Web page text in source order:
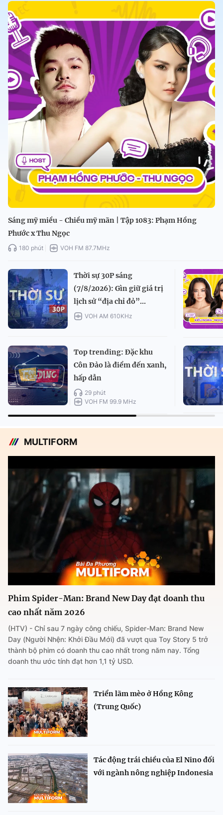
Sáng mỹ miều - Chiều mỹ mãn | Tập 1083: Phạm Hồng
Phước x Thu Ngọc
180 phút VOH FM 87.7MHz
Thời sự 30P sáng
(7/8/2026): Gìn giữ giá trị
lịch sử “địa chỉ đỏ”...
VOH AM 610KHz
Top trending: Đặc khu
Côn Đảo là điểm đến xanh,
hấp dẫn
29 phút
VOH FM 99.9 MHz
MULTIFORM
Phim Spider-Man: Brand New Day đạt doanh thu
cao nhất năm 2026
(HTV) - Chỉ sau 7 ngày công chiếu, Spider-Man: Brand New
Day (Người Nhện: Khởi Đầu Mới) đã vượt qua Toy Story 5 trở
thành bộ phim có doanh thu cao nhất trong năm nay. Tổng
doanh thu ước tính đạt hơn 1,1 tỷ USD.
Triển lãm mèo ở Hồng Kông
(Trung Quốc)
Tác động trái chiều của El Nino đối
với ngành nông nghiệp Indonesia